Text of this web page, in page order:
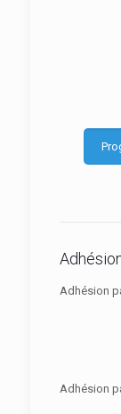
Adhésion
Adhésion